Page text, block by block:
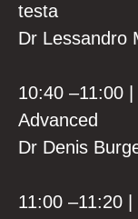
testa
Dr Lessandro
10:40 –11:00
Advanced
Dr Denis
11:00 –11:20